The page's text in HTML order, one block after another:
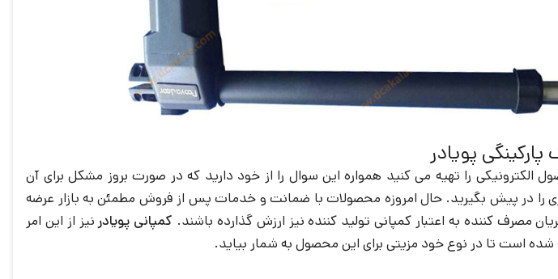
پویادر
الکترونیکی را تهیه می کنید همواره این سوال را از خود دارید که در صورت بروز مشکل برای آن
را در پیش بگیرید. حال امروزه محصولات با ضمانت و خدمات پس از فروش مطمئن به بازار عرضه
مصرف کننده به اعتبار کمپانی تولید کننده نیز ارزش گذارده باشند. کمپانی پویادر نیز از این امر
شده است تا در نوع خود مزیتی برای این محصول به شمار بیاید.